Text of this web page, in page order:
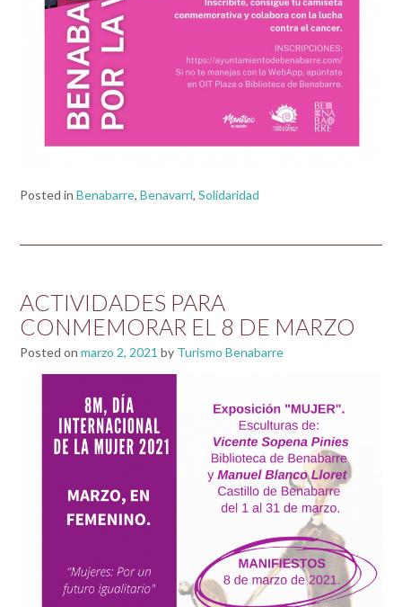
Posted in Benabarre, Benavarri, Solidaridad
ACTIVIDADES PARA
CONMEMORAR EL 8 DE MARZO
Posted on marzo 2, 2021 by Turismo Benabarre